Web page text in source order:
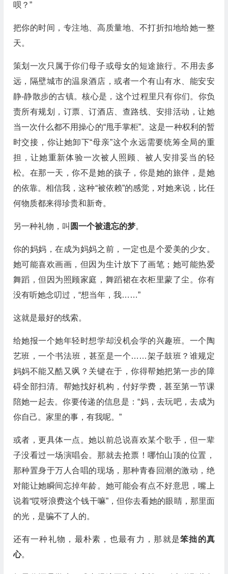
呗？”
把你的时间，专注地、高质量地、不打折扣地给她一整
天。
策划一次只属于你们母子或母女的短途旅行。不用去多
远，隔壁城市的温泉酒店，或者一个有山有水、能安安
静-静散步的古镇。核心是，这个过程里只有你们。你负
责所有规划，订票、订酒店、查路线、安排活动，让她
当一次什么都不用操心的“甩手掌柜”。这是一种权利的暂
时交接，你让她卸下“母亲”这个永远需要统筹全局的重
担，让她重新体验一次被人照顾、被人安排妥当的轻
松。在那一天，你不是她的孩子，你是她的旅伴，是她
的依靠。相信我，这种“被依赖”的感觉，对她来说，比任
何物质都来得珍贵和新奇。
另一种礼物，叫 圆一个被遗忘的梦。
你的妈妈，在成为妈妈之前，一定也是个爱美的少女。
她可能喜欢画画，但因为生计放下了画笔；她可能热爱
舞蹈，但因为照顾家庭，舞蹈裙在衣柜里蒙了尘。你有
没有听她念叨过，“想当年，我……”
这就是最好的线索。
给她报一个她年轻时想学却没机会学的兴趣班。一个陶
艺班，一个书法班，甚至是一个……架子鼓班？谁规定
妈妈不能又酷又飒？关键在于，你得帮她把第一步的障
碍全部扫清。帮她找好机构，付好学费，甚至第一节课
陪她一起去。你要传递的信息是：“妈，去玩吧，去成为
你自己。家里的事，有我呢。”
或者，更具体一点。她以前总说喜欢某个歌手，但一辈
子没看过一场演唱会。那就去抢票！哪怕山顶的位置，
那种置身于万人合唱的现场，那种青春回潮的激动，绝
对能让她瞬间忘掉年龄。她可能会有点不好意思，嘴上
说着“哎呀浪费这个钱干嘛”，但你去看她的眼睛，那里面
的光，是骗不了人的。
还有一种礼物，最朴素，也最有力，那就是笨拙的真
心。